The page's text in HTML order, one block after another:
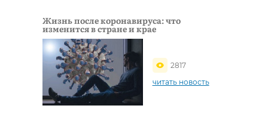
Жизнь после коронавируса: что
изменится в стране и крае
2817
читать новость